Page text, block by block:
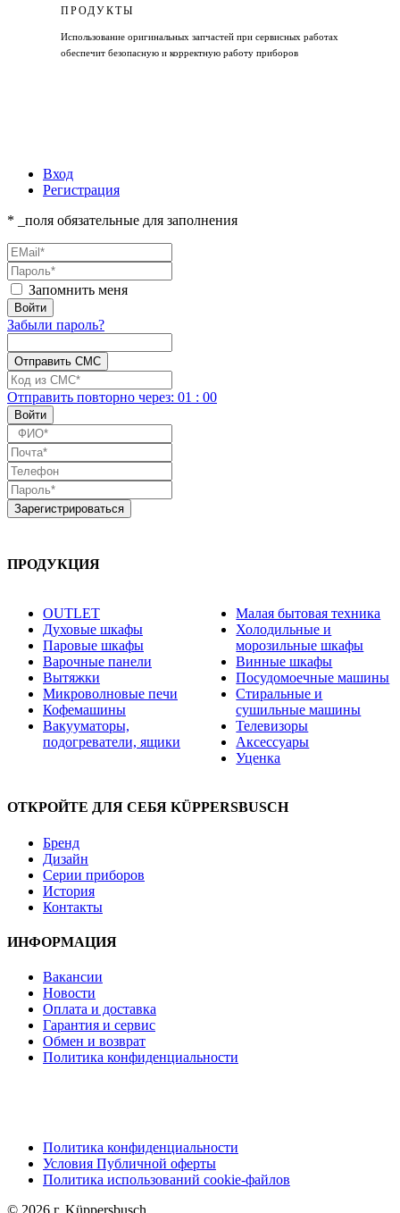
ПРОДУКТЫ
Использование оригинальных запчастей при сервисных работах
обеспечит безопасную и корректную работу приборов
Вход
Регистрация
* _поля обязательные для заполнения
Запомнить меня
Забыли пароль?
Отправить повторно через: 01 : 00
ПРОДУКЦИЯ
OUTLET
Духовые шкафы
Паровые шкафы
Варочные панели
Вытяжки
Микроволновые печи
Кофемашины
Вакууматоры,
подогреватели, ящики
Малая бытовая техника
Холодильные и
морозильные шкафы
Винные шкафы
Посудомоечные машины
Стиральные и
сушильные машины
Телевизоры
Аксессуары
Уценка
ОТКРОЙТЕ ДЛЯ СЕБЯ KÜPPERSBUSCH
Бренд
Дизайн
Серии приборов
История
Контакты
ИНФОРМАЦИЯ
Вакансии
Новости
Оплата и доставка
Гарантия и сервис
Обмен и возврат
Политика конфиденциальности
Политика конфиденциальности
Условия Публичной оферты
Политика использований cookie-файлов